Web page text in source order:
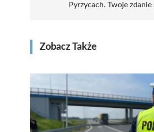
Pyrzycach. Twoje
Zobacz Także